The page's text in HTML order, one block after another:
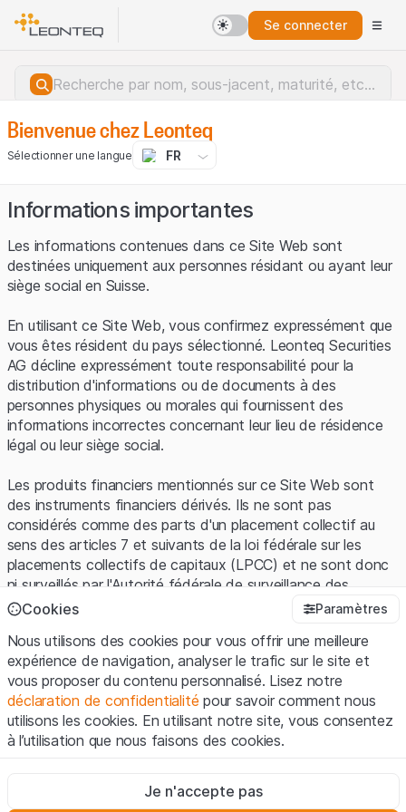
Se connecter
Erreur du serveur.
Bienvenue chez Leonteq
Sélectionner une langue FR
Informations importantes
Les informations contenues dans ce Site Web sont
destinées uniquement aux personnes résidant ou ayant leur
siège social en Suisse.
En utilisant ce Site Web, vous confirmez expressément que
vous êtes résident du pays sélectionné. Leonteq Securities
AG décline expressément toute responsabilité pour la
distribution d'informations ou de documents à des
personnes physiques ou morales qui fournissent des
informations incorrectes concernant leur lieu de résidence
légal ou leur siège social.
Les produits financiers mentionnés sur ce Site Web sont
des instruments financiers dérivés. Ils ne sont pas
considérés comme des parts d'un placement collectif au
sens des articles 7 et suivants de la loi fédérale sur les
placements collectifs de capitaux (LPCC) et ne sont donc
ni surveillés par l'Autorité fédérale de surveillance des
marchés financiers (FINMA) ni enregistrés auprès de la
protection spécifique des investisseurs prévue par la LPCC.
Conditions d'utilisation et informations juridiques
En utilisant le Site Web de Leonteq Securities AG (ci-après
"Site Web"), vous confirmez que vous avez compris et que
vous acceptez les informations juridiques, les notes
vous n'acceptez pas les Conditions d'utilisation, veuillez-
vous abstenir d'utiliser ce Site Web.
Cookies Paramètres
Nous utilisons des cookies pour vous offrir une meilleure
expérience de navigation, analyser le trafic sur le site et
vous proposer du contenu personnalisé. Lisez notre
déclaration de confidentialité pour savoir comment nous
utilisons les cookies. En utilisant notre site, vous consentez
à l’utilisation que nous faisons des cookies.
Ces cookies sont nécessaires au bon fonctionnement du site
Je n'accepte pas